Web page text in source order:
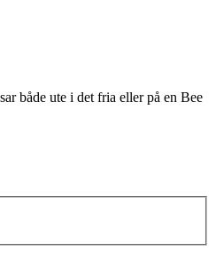
både ute i det fria eller på en Bee